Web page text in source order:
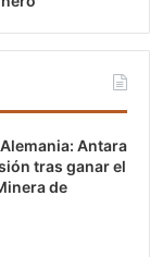
Antara
tras ganar el
de